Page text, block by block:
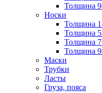
Толщина
Носки
Толщина
Толщина
Толщина
Толщина
Маски
Трубки
Ласты
Груза, пояса